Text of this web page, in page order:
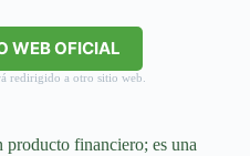
WEB OFICIAL
redirigido a otro sitio web.
producto financiero; es una